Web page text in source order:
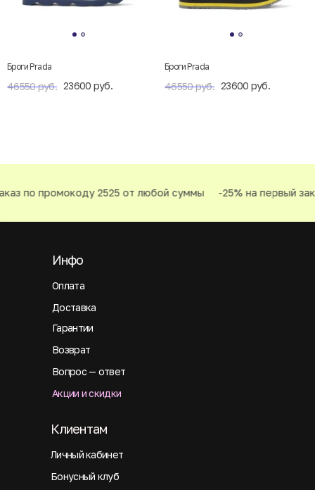
Броги Prada
46550 руб. 23600 руб.
Броги Prada
46550 руб. 23600 руб.
по промокоду 2525 от любой суммы -25% на первый
Оплата
Инфо
Доставка
Гарантии
Возврат
Вопрос — ответ
Акции и скидки
Личный кабинет
Клиентам
Бонусный клуб